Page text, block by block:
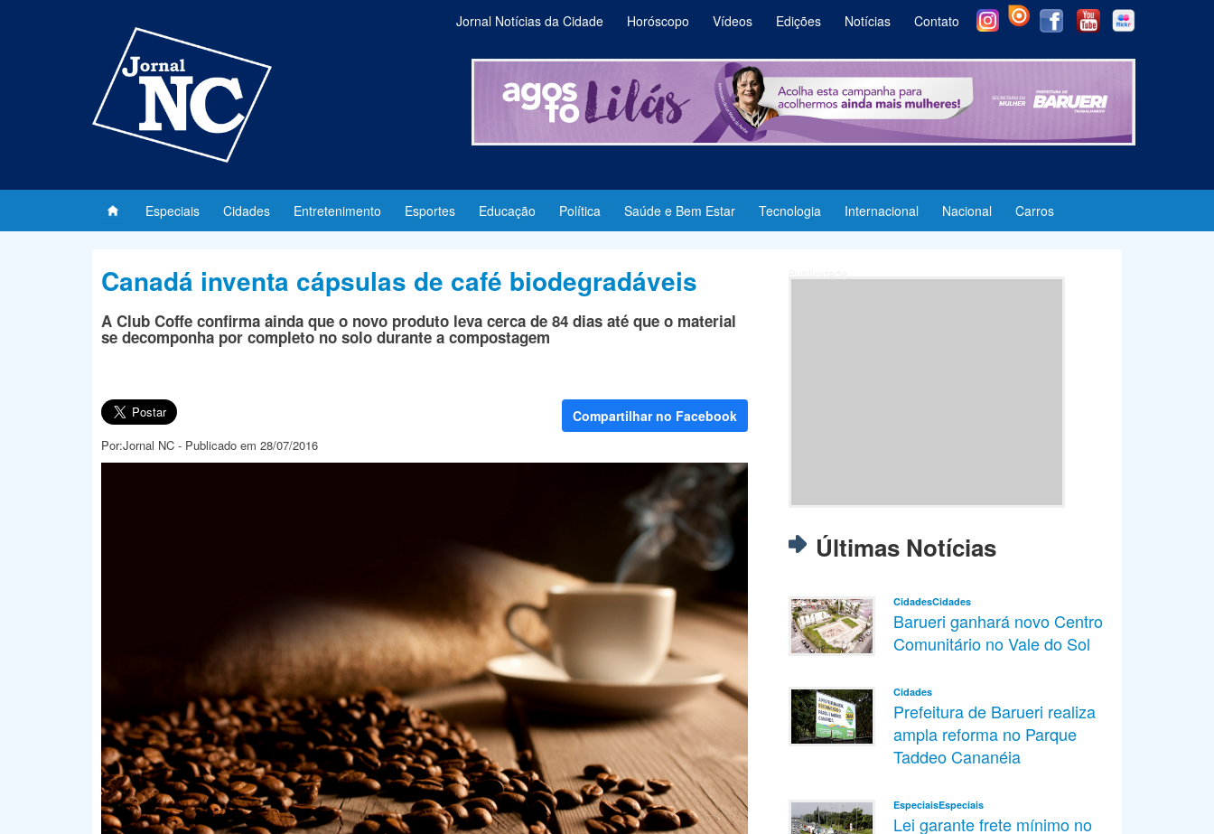
Jornal Notícias da Cidade Horóscopo Vídeos Edições Notícias Contato
Especiais Cidades Entretenimento Esportes Educação Política Saúde e Bem Estar Tecnologia Internacional Nacional Carros
Canadá inventa cápsulas de café biodegradáveis
A Club Coffe confirma ainda que o novo produto leva cerca de 84 dias até que o material
se decomponha por completo no solo durante a compostagem
Compartilhar no Facebook
Por:Jornal NC - Publicado em 28/07/2016
Últimas Notícias
CidadesCidades
Barueri ganhará novo Centro
Comunitário no Vale do Sol
Cidades
Prefeitura de Barueri realiza
ampla reforma no Parque
Taddeo Cananéia
EspeciaisEspeciais
Lei garante frete mínimo no